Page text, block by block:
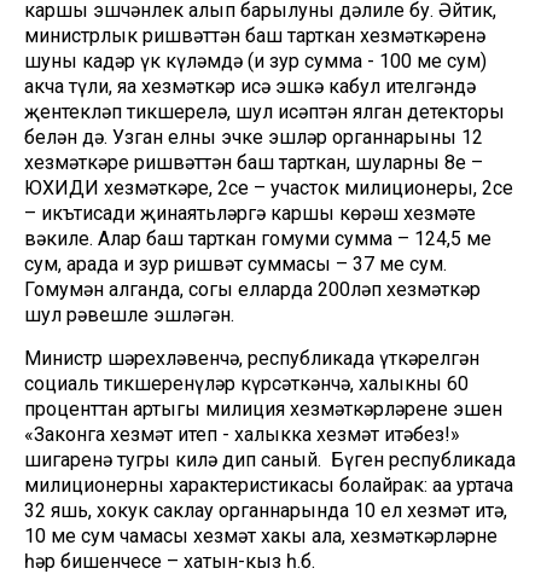
каршы эшчәнлек алып барылуның дәлиле бу. Әйтик,
министрлык ришвәттән баш тарткан хезмәткәренә
шуның кадәр үк күләмдә (иң зур сумма - 100 мең сум)
акча түли, яңа хезмәткәр исә эшкә кабул ителгәндә
җентекләп тикшерелә, шул исәптән ялган детекторы
белән дә. Узган елны эчке эшләр органнарының 12
хезмәткәре ришвәттән баш тарткан, шуларның 8е –
ЮХИДИ хезмәткәре, 2се – участок милиционеры, 2се
– икътисади җинаятьләргә каршы көрәш хезмәте
вәкиле. Алар баш тарткан гомуми сумма – 124,5 мең
сум, арада иң зур ришвәт суммасы – 37 мең сум.
Гомумән алганда, соңгы елларда 200ләп хезмәткәр
шул рәвешле эшләгән.
Министр шәрехләвенчә, республикада үткәрелгән
социаль тикшеренүләр күрсәткәнчә, халыкның 60
проценттан артыгы милиция хезмәткәрләренең эшен
«Законга хезмәт итеп - халыкка хезмәт итәбез!»
шигаренә тугры килә дип саный. Бүген республикада
милиционерның характеристикасы болайрак: аңа уртача
32 яшь, хокук саклау органнарында 10 ел хезмәт итә,
10 мең сум чамасы хезмәт хакы ала, хезмәткәрләрнең
һәр бишенчесе – хатын-кыз һ.б.